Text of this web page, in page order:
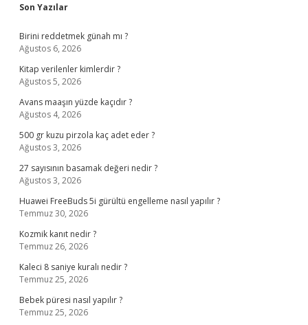
Sidebar
Son Yazılar
Birini reddetmek günah mı ?
Ağustos 6, 2026
Kitap verilenler kimlerdir ?
Ağustos 5, 2026
Avans maaşın yüzde kaçıdır ?
Ağustos 4, 2026
500 gr kuzu pirzola kaç adet eder ?
Ağustos 3, 2026
27 sayısının basamak değeri nedir ?
Ağustos 3, 2026
Huawei FreeBuds 5i gürültü engelleme nasıl yapılır ?
Temmuz 30, 2026
Kozmik kanıt nedir ?
Temmuz 26, 2026
Kaleci 8 saniye kuralı nedir ?
Temmuz 25, 2026
Bebek püresi nasıl yapılır ?
Temmuz 25, 2026